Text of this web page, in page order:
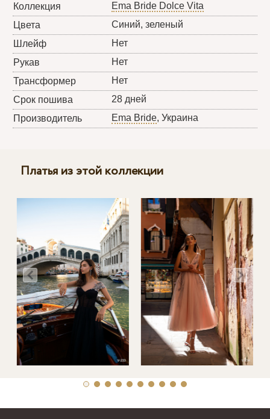
Коллекция
Ema Bride Dolce Vita
Цвета
Синий, зеленый
Шлейф
Нет
Рукав
Нет
Трансформер
Нет
Срок пошива
28 дней
Производитель
Ema Bride, Украина
Платья из этой коллекции